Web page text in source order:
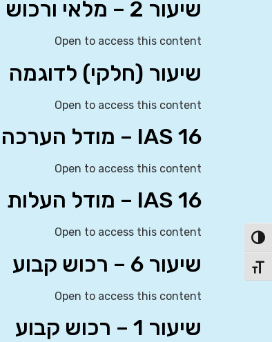
הפעל/כבה ניגודיות גבוהה
מתג גודל גופן
שיעור 2 – מלאי ורכוש קבוע (עלות)
Open to access this content
שיעור (חלקי) לדוגמה
Open to access this content
IAS 16 – מודל הערכה מחדש
Open to access this content
IAS 16 – מודל העלות
Open to access this content
שיעור 6 – רכוש קבוע
Open to access this content
שיעור 1 – רכוש קבוע